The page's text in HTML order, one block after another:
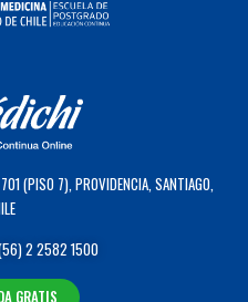
(PISO 7), PROVIDENCIA, SANTIAGO,
2 2582 1500
GRATIS